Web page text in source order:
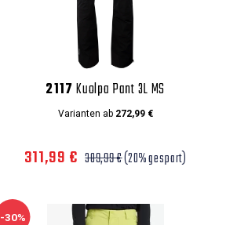
2117Kuolpa Pant 3L MS
Varianten ab272,99 €
311,99 € 389,99 €(20% gespart)
-30%